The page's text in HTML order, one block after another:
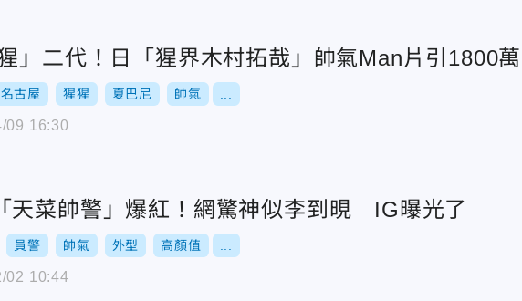
」二代！日「猩界木村拓哉」帥氣Man片引1800
名古屋 猩猩 夏巴尼 帥氣
09 16:30
天菜帥警」爆紅！網驚神似李到晛 IG曝光了
員警 帥氣 外型 高顏值
02 10:44